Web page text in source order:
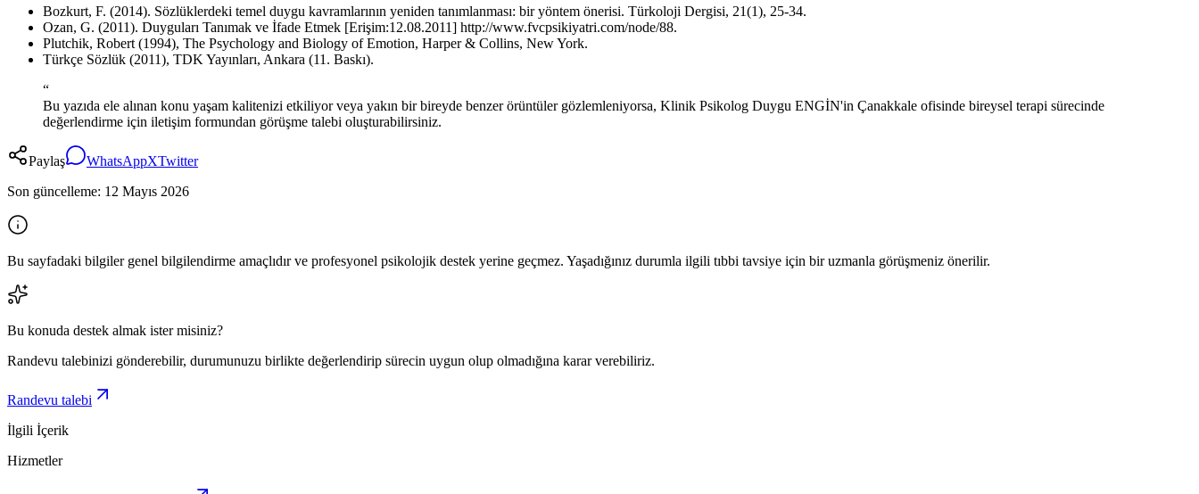
Bozkurt, F. (2014). Sözlüklerdeki temel duygu kavramlarının yeniden tanımlanması: bir yöntem önerisi. Türkoloji Dergisi, 21(1), 25-34.
Ozan, G. (2011). Duyguları Tanımak ve İfade Etmek [Erişim:12.08.2011] http://www.fvcpsikiyatri.com/node/88.
Plutchik, Robert (1994), The Psychology and Biology of Emotion, Harper & Collins, New York.
Türkçe Sözlük (2011), TDK Yayınları, Ankara (11. Baskı).
“
Bu yazıda ele alınan konu yaşam kalitenizi etkiliyor veya yakın bir bireyde benzer örüntüler gözlemleniyorsa, Klinik Psikolog Duygu ENGİN'in Çanakkale ofisinde bireysel terapi sürecinde
değerlendirme için iletişim formundan görüşme talebi oluşturabilirsiniz.
Paylaş WhatsAppXTwitter
Son güncelleme: 12 Mayıs 2026
Bu sayfadaki bilgiler genel bilgilendirme amaçlıdır ve profesyonel psikolojik destek yerine geçmez. Yaşadığınız durumla ilgili tıbbi tavsiye için bir uzmanla görüşmeniz önerilir.
Bu konuda destek almak ister misiniz?
Randevu talebinizi gönderebilir, durumunuzu birlikte değerlendirip sürecin uygun olup olmadığına karar verebiliriz.
Randevu talebi
İlgili İçerik
Hizmetler